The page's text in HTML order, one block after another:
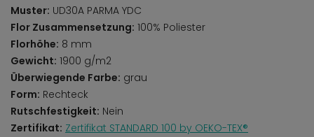
Muster: UD30A PARMA YDC
Flor Zusammensetzung: 100% Poliester
Florhöhe: 8 mm
Gewicht: 1900 g/m2
Überwiegende Farbe: grau
Form: Rechteck
Rutschfestigkeit: Nein
Zertifikat: Zertifikat STANDARD 100 by OEKO-TEX®